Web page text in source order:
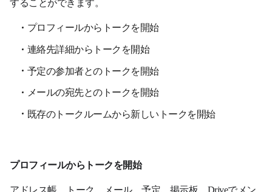
プロフィールからトークを開始
連絡先詳細からトークを開始
予定の参加者とのトークを開始
メールの宛先とのトークを開始
既存のトークルームから新しいトークを開始
プロフィールからトークを開始
アドレス帳、トーク、メール、予定、掲示板、Driveでメン